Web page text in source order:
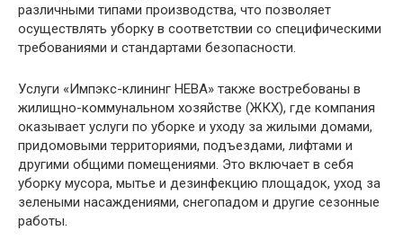
различными типами производства, что позволяет
осуществлять уборку в соответствии со специфическими
требованиями и стандартами безопасности.
Услуги «Импэкс-клининг НЕВА» также востребованы в
жилищно-коммунальном хозяйстве (ЖКХ), где компания
оказывает услуги по уборке и уходу за жилыми домами,
придомовыми территориями, подъездами, лифтами и
другими общими помещениями. Это включает в себя
уборку мусора, мытье и дезинфекцию площадок, уход за
зелеными насаждениями, снегопадом и другие сезонные
работы.